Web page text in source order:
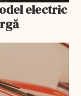
electric